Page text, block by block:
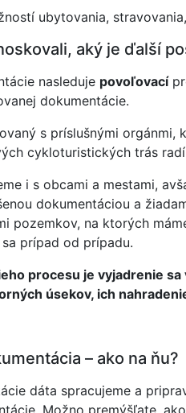
ubytovania,
aký je ďalší
nasleduje povoľovací
dokumentácie.
s príslušnými
cykloturistických trás
i s obcami a mestami,
dokumentáciou a
pozemkov, na ktorých
prípad od prípadu.
procesu je vyjadrenie
úsekov, ich
– ako na ňu?
dáta spracujeme a
Možno premýšľate,